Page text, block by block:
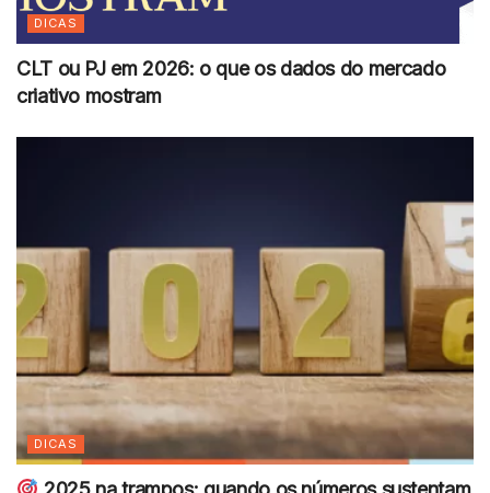
DICAS
CLT ou PJ em 2026: o que os dados do mercado
criativo mostram
DICAS